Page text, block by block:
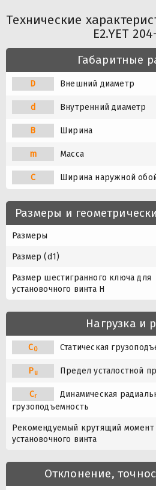
Технические
E2.YET
Габаритные
D Внешний диаметр
d Внутренний диаметр
B Ширина
m Масса
C Ширина наружной
Размеры и
Размеры
Размер (d1)
Размер шестигранного ключа для
установочного винта Н
Нагрузка и
C0 Статическая
Pu Предел усталостной
Cr
Динамическая
грузоподъемность
Рекомендуемый крутящий момент
установочного винта
Отклонение,